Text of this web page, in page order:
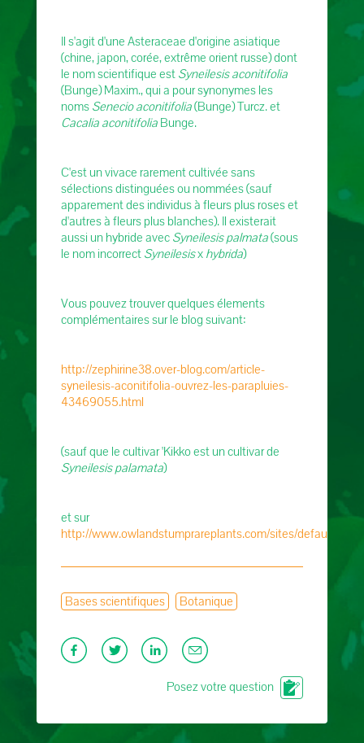
Il s'agit d'une Asteraceae d'origine asiatique
(chine, japon, corée, extrême orient russe) dont
le nom scientifique estSyneilesis aconitifolia
(Bunge) Maxim., qui a pour synonymes les
noms Senecio aconitifolia(Bunge) Turcz. et
Cacalia aconitifolia Bunge.
C'est un vivace rarement cultivée sans
sélections distinguées ou nommées (sauf
apparement des individus à fleurs plus roses et
d'autres à fleurs plus blanches). Il existerait
aussi un hybride avec Syneilesis palmata(sous
le nom incorrect Syneilesisx hybrida)
Vous pouvez trouver quelques élements
complémentaires sur le blog suivant:
http://zephirine38.over-blog.com/article-
syneilesis-aconitifolia-ouvrez-les-parapluies-
43469055.html
(sauf que le cultivar 'Kikko est un cultivar de
Syneilesis palamata)
et sur
http://www.owlandstumprareplants.com/sites/default/
Bases scientifiques Botanique
Posez votre question